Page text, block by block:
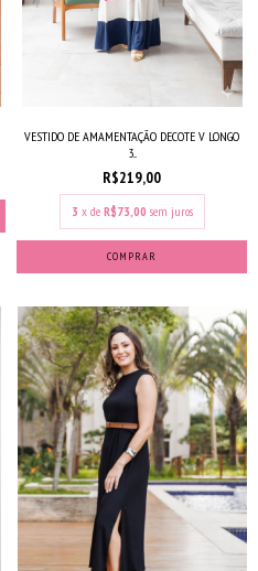
VESTIDO DE AMAMENTAÇÃO DECOTE V LONGO
3...
R$219,00
3 x de R$73,00 sem juros
COMPRAR